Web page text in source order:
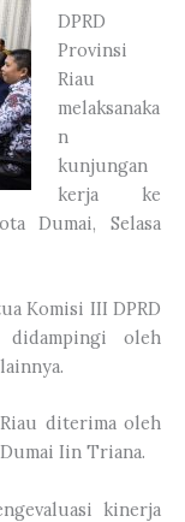
DPRD
Provinsi
Riau
melaksanaka
n
kunjungan
kerja ke
Dumai, Selasa
Komisi III DPRD
oleh
diterima oleh
Iin Triana.
kinerja